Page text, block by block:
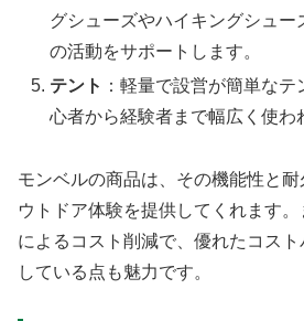
グシューズやハイキングシュー
の活動をサポートします。
テント ：軽量で設営が簡単な
心者から経験者まで幅広く使わ
モンベルの商品は、その機能性と
ウトドア体験を提供してくれます
によるコスト削減で、優れたコス
している点も魅力です。